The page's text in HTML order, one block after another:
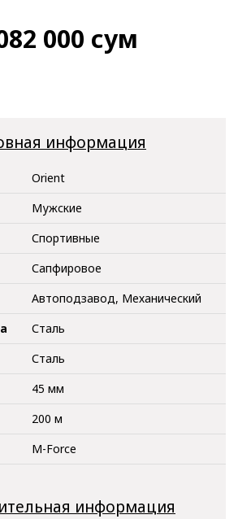
000 сум
информация
Orient
Мужские
Спортивные
Сапфировое
Автоподзавод, Механический
Сталь
Сталь
45 мм
200 м
M-Force
информация